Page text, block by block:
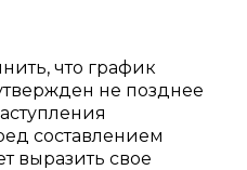
что график
не позднее
составлением
выразить свое